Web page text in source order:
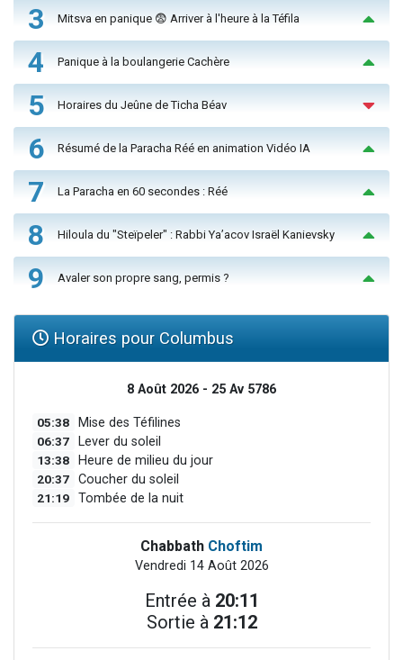
3 Mitsva en panique 😨 Arriver à l'heure à la Téfila
4 Panique à la boulangerie Cachère
5 Horaires du Jeûne de Ticha Béav
6 Résumé de la Paracha Réé en animation Vidéo IA
7 La Paracha en 60 secondes : Réé
8 Hiloula du "Steïpeler" : Rabbi Ya’acov Israël Kanievsky
9 Avaler son propre sang, permis ?
Horaires pour Columbus
8 Août 2026 - 25 Av 5786
05:38 Mise des Téfilines
06:37 Lever du soleil
13:38 Heure de milieu du jour
20:37 Coucher du soleil
21:19 Tombée de la nuit
Chabbath Choftim
Vendredi 14 Août 2026
Entrée à 20:11
Sortie à 21:12